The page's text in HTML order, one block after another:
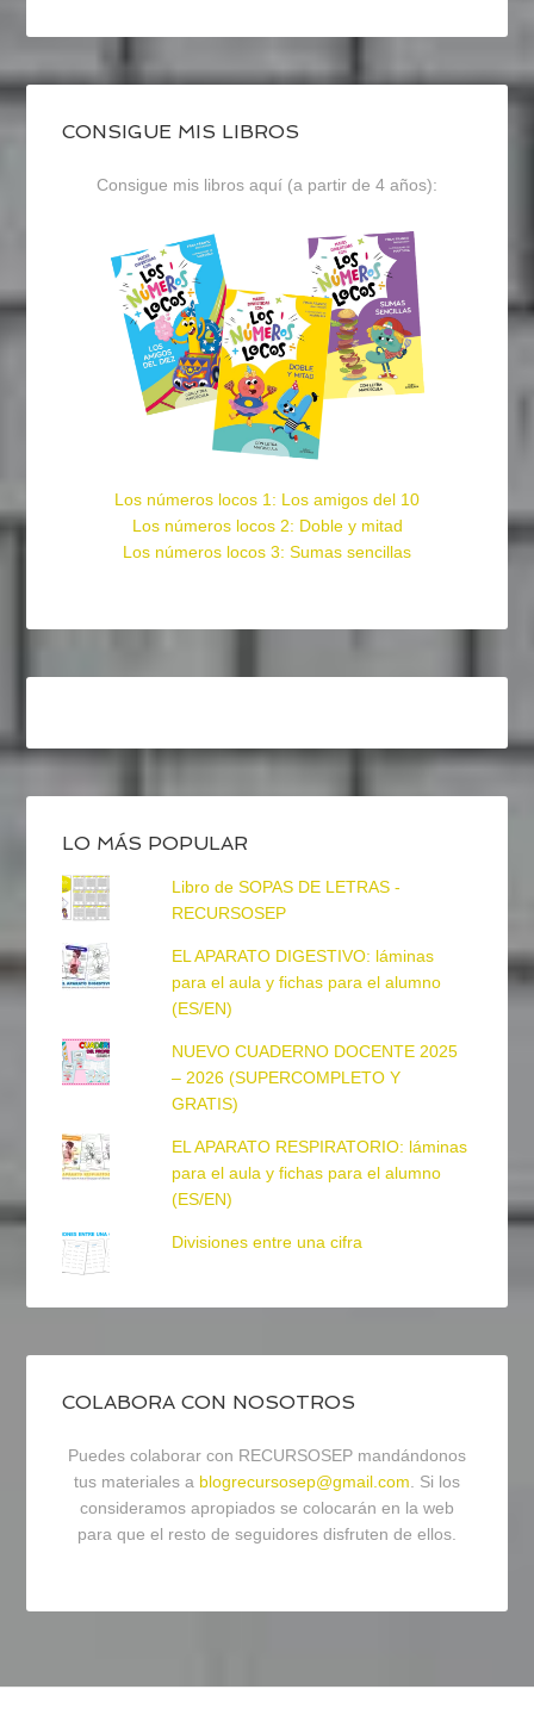
CONSIGUE MIS LIBROS
Consigue mis libros aquí (a partir de 4 años):
Los números locos 1: Los amigos del 10
Los números locos 2: Doble y mitad
Los números locos 3: Sumas sencillas
LO MÁS POPULAR
Libro de SOPAS DE LETRAS -
RECURSOSEP
EL APARATO DIGESTIVO: láminas
para el aula y fichas para el alumno
(ES/EN)
NUEVO CUADERNO DOCENTE 2025
– 2026 (SUPERCOMPLETO Y
GRATIS)
EL APARATO RESPIRATORIO: láminas
para el aula y fichas para el alumno
(ES/EN)
Divisiones entre una cifra
COLABORA CON NOSOTROS
Puedes colaborar con RECURSOSEP mandándonos
tus materiales a blogrecursosep@gmail.com. Si los
consideramos apropiados se colocarán en la web
para que el resto de seguidores disfruten de ellos.